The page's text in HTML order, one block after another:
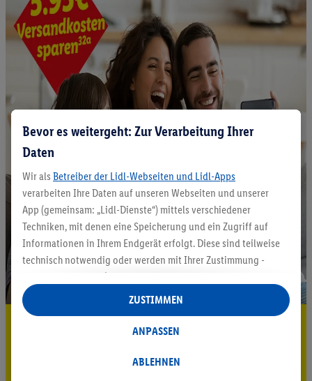
5.95 € Versand sparen³²ᵃ
Bevor es weitergeht: Zur Verarbeitung Ihrer
Daten
Wir als Betreiber der Lidl-Webseiten und Lidl-Apps
verarbeiten Ihre Daten auf unseren Webseiten und unserer
App (gemeinsam: „Lidl-Dienste“) mittels verschiedener
Techniken, mit denen eine Speicherung und ein Zugriff auf
Informationen in Ihrem Endgerät erfolgt. Diese sind teilweise
technisch notwendig oder werden mit Ihrer Zustimmung -
auch durch Partner (u.a.
Verantwortliche; im Zusammenhang mit dem IAB TCF
insgesamt
Statistik-Erstellung oder für personalisierte Werbung
Datenverarbeitungen für personalisierte Werbung werden
ABLEHNEN
ANPASSEN
ZUSTIMMEN